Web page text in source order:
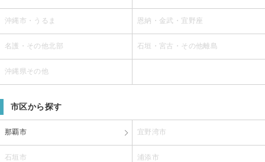
沖縄市・うるま 恩納・金武・宜野座
名護・その他北部 石垣・宮古・その他離島
沖縄県その他
市区から探す
那覇市 宜野湾市
石垣市 浦添市